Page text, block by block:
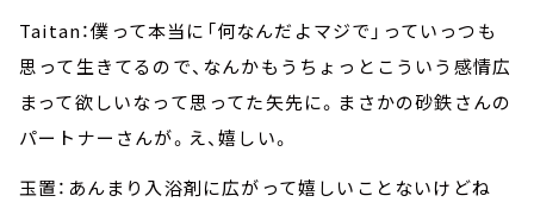
Taitan：僕って本当に「何なんだよマジで」っていっつも
思って生きてるので、なんかもうちょっとこういう感情広
まって欲しいなって思ってた矢先に。まさかの砂鉄さんの
パートナーさんが。え、嬉しい。
玉置：あんまり入浴剤に広がって嬉しいことないけどね